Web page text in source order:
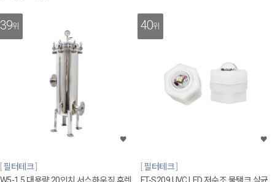
39위
필터테크
40위
필터테크